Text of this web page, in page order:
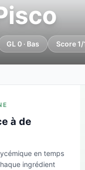
GL 0 · Bas Score 1/
à de
en temps
ingrédient